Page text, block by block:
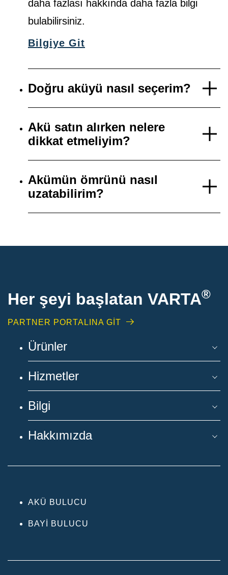
daha fazlası hakkında daha fazla bilgi
bulabilirsiniz.
Bilgiye Git
Doğru aküyü nasıl seçerim?
Akü satın alırken nelere
dikkat etmeliyim?
Akümün ömrünü nasıl
uzatabilirim?
Her şeyi başlatan VARTA®
PARTNER PORTALINA GİT
Ürünler
Hizmetler
Bilgi
Hakkımızda
AKÜ BULUCU
BAYI BULUCU